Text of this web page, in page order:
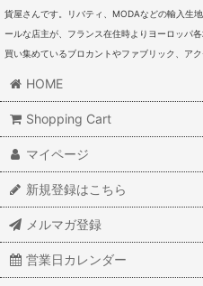
貨屋さんです。リバティ、MODAなどの輸入生
ールな店主が、フランス在住時よりヨーロッパ
買い集めているブロカントやファブリック、ア
HOME
Shopping Cart
マイページ
新規登録はこちら
メルマガ登録
営業日カレンダー